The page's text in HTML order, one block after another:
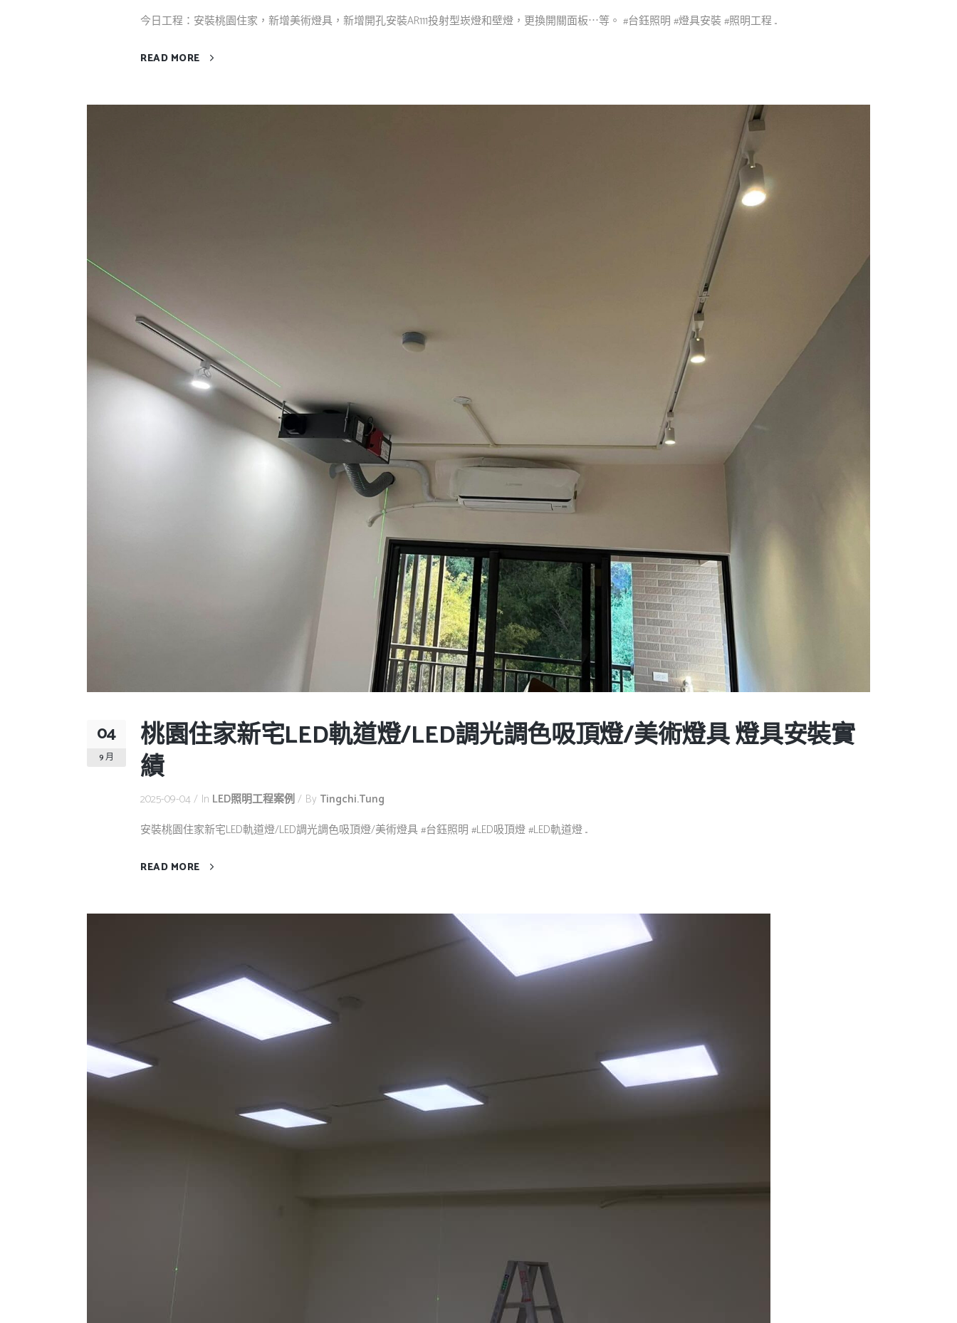
今日工程：安裝桃園住家，新增美術燈具，新增開孔安裝AR111投射型崁燈和壁燈，更換開關面板⋯等。 #台鈺照明 #燈具安裝 #照明工程 ...
READ MORE
04
9 月
桃園住家新宅LED軌道燈/LED調光調色吸頂燈/美術燈具 燈具安裝實
績
2025-09-04 In LED照明工程案例 By Tingchi.tung
安裝桃園住家新宅LED軌道燈/LED調光調色吸頂燈/美術燈具 #台鈺照明 #LED吸頂燈 #LED軌道燈 ...
READ MORE